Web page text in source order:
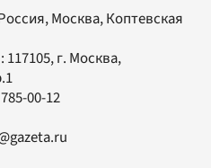
Москва, Коптевская
117105, г. Москва,
00-12